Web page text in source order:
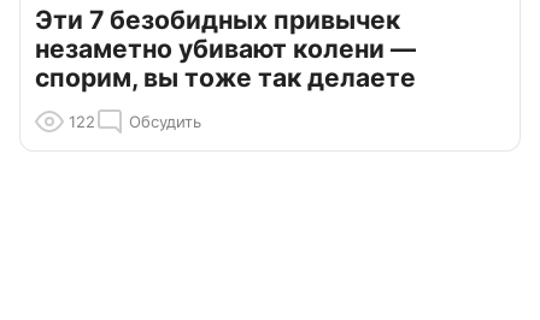
Эти 7 безобидных привычек
незаметно убивают колени —
спорим, вы тоже так делаете
122 Обсудить